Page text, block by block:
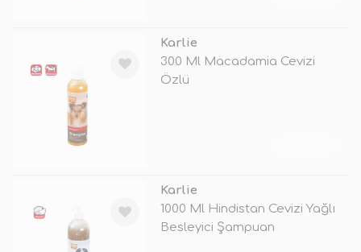
Karlie
300 Ml Macadamia Cevizi
Özlü
Karlie
1000 Ml Hindistan Cevizi Yağlı
Besleyici Şampuan